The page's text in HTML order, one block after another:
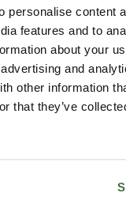
personalise content
features and to
about your
and
other information
that they’ve
agricolo di
estende su circa 20
orto, frutteto e
Completano
Alexandra